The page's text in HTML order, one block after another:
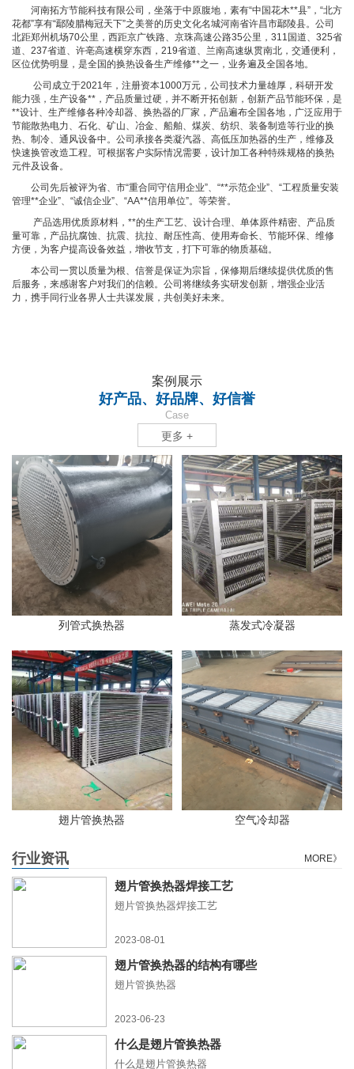
河南拓方节能科技有限公司，坐落于中原腹地，素有“中国花木**县”，“北方
花都”享有“鄢陵腊梅冠天下”之美誉的历史文化名城河南省许昌市鄢陵县。公司
北距郑州机场70公里，西距京广铁路、京珠高速公路35公里，311国道、325省
道、237省道、许亳高速横穿东西，219省道、兰南高速纵贯南北，交通便利，
区位优势明显，是全国的换热设备生产维修**之一，业务遍及全国各地。
公司成立于2021年，注册资本1000万元，公司技术力量雄厚，科研开发
能力强，生产设备**，产品质量过硬，并不断开拓创新，创新产品节能环保，是
**设计、生产维修各种冷却器、换热器的厂家，产品遍布全国各地，广泛应用于
节能散热电力、石化、矿山、冶金、船舶、煤炭、纺织、装备制造等行业的换
热、制冷、通风设备中。公司承接各类凝汽器、高低压加热器的生产，维修及
快速换管改造工程。可根据客户实际情况需要，设计加工各种特殊规格的换热
元件及设备。
公司先后被评为省、市“重合同守信用企业”、“**示范企业”、“工程质量安装
管理**企业”、“诚信企业”、“AA**信用单位”。等荣誉。
产品选用优质原材料，**的生产工艺、设计合理、单体原件精密、产品质
量可靠，产品抗腐蚀、抗震、抗拉、耐压性高、使用寿命长、节能环保、维修
方便，为客户提高设备效益，增收节支，打下可靠的物质基础。
本公司一贯以质量为根、信誉是保证为宗旨，保修期后继续提供优质的售
后服务，来感谢客户对我们的信赖。公司将继续务实研发创新，增强企业活
力，携手同行业各界人士共谋发展，共创美好未来。
案例展示
好产品、好品牌、好信誉
Case
更多 +
列管式换热器 蒸发式冷凝器
翅片管换热器 空气冷却器
行业资讯 MORE》
翅片管换热器焊接工艺
翅片管换热器焊接工艺
2023-08-01
翅片管换热器的结构有哪些
翅片管换热器
2023-06-23
什么是翅片管换热器
什么是翅片管换热器